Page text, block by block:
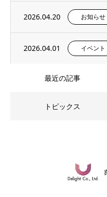
2026.04.20 お知らせ
2026.04.01 イベント
最近の記事
トピックス